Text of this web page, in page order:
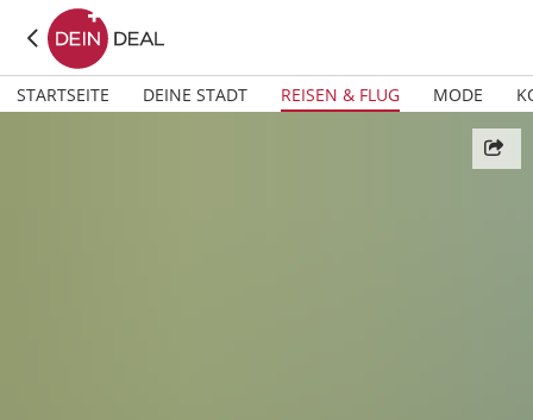
STARTSEITE DEINE STADT REISEN & FLUG MODE